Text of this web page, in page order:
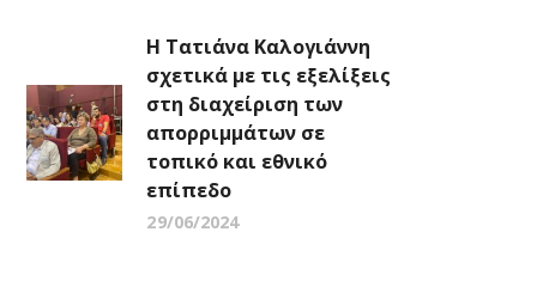
Η Τατιάνα Καλογιάννη
σχετικά με τις εξελίξεις
στη διαχείριση των
απορριμμάτων σε
τοπικό και εθνικό
επίπεδο
29/06/2024